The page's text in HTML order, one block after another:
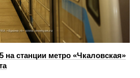
станции метро «Чкаловская»